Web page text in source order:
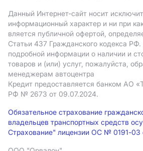
Данный Интернет-сайт носит
информационный характер и ни при
вляется публичной офертой,
Статьи 437 Гражданского кодекса
подробной информации о наличии и
товаров и (или) услуг, пожалуйста,
менеджерам автоцентра
Кредит предоставляется банком АO
РФ № 2673 от 09.07.2024.
Обязательное страхование
владельцев транспортных средств
Страхование" лицензии ОС № 0191-03